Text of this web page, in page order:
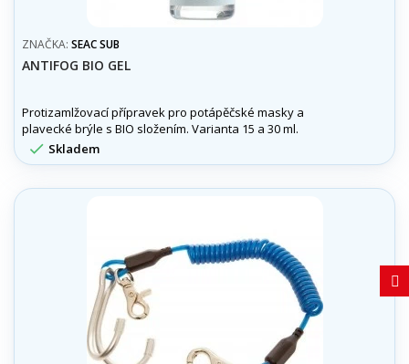
ZNAČKA: SEAC SUB
ANTIFOG BIO GEL
Protizamlžovací přípravek pro potápěčské masky a
plavecké brýle s BIO složením. Varianta 15 a 30 ml.
 Skladem